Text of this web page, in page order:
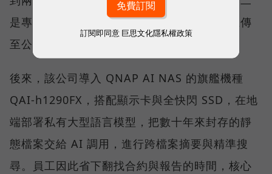
是專利、技術與合約都高度敏感，高層不願上傳
至公有雲，擔心機密資料會有外洩的疑慮。
後來，該公司導入 QNAP AI NAS 的旗艦機種
QAI-h1290FX，搭配顯示卡與全快閃 SSD，在地
端部署私有大型語言模型，把數十年來封存的靜
態檔案交給 AI 調用，進行跨檔案摘要與精準搜
尋。員工因此省下翻找合約與報告的時間，核心
訂閱即同意 巨思文化隱私權政策